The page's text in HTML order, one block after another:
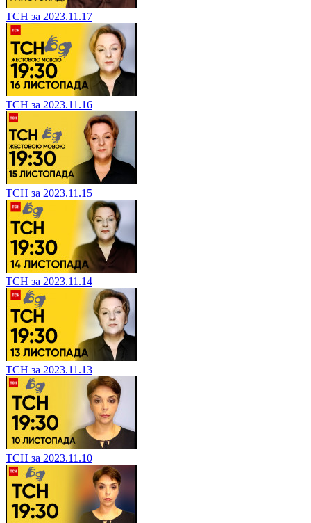
ТСН за 2023.11.17
ТСН за 2023.11.16
ТСН за 2023.11.15
ТСН за 2023.11.14
ТСН за 2023.11.13
ТСН за 2023.11.10